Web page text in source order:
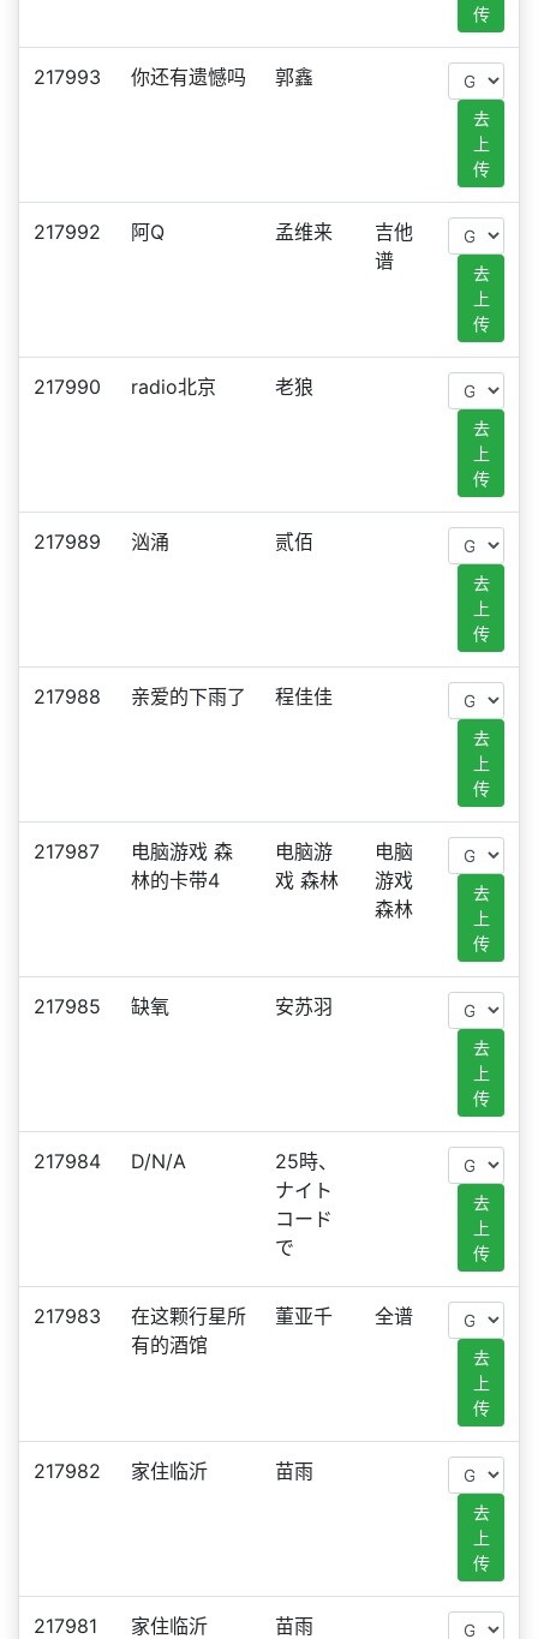
传
217993 你还有遗憾吗 郭鑫
去
上
传
217992 阿Q 孟维来
吉他
谱
去
上
传
217990 radio北京 老狼
去
上
传
217989 汹涌 贰佰
去
上
传
217988 亲爱的下雨了 程佳佳
去
上
传
217987
电脑游戏 森
林的卡带4
电脑游
戏 森林
电脑
游戏
森林
去
上
传
217985 缺氧 安苏羽
去
上
传
217984 D/N/A
25時、
ナイト
コード
で
去
上
传
217983
在这颗行星所
有的酒馆
董亚千 全谱
去
上
传
217982 家住临沂 苗雨
去
上
传
217981 家住临沂 苗雨